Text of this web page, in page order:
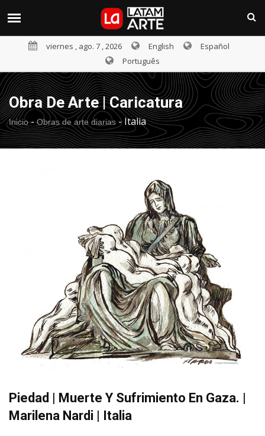
viernes , ago. 7 , 2026 English
Español
Português
Obra De Arte | Caricatura
Inicio- Obras de arte diarias - Italia
Piedad | Muerte Y Sufrimiento En Gaza. |
Marilena Nardi | Italia